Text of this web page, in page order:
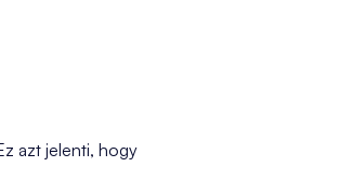
azt jelenti, hogy